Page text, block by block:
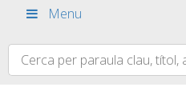
Menu